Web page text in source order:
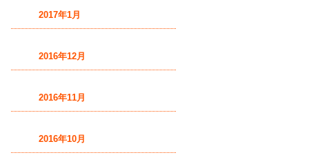
2017年1月
2016年12月
2016年11月
2016年10月